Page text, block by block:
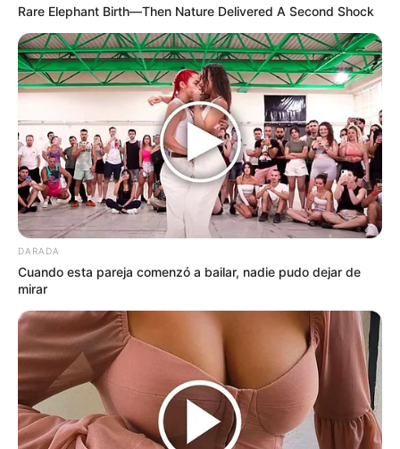
Rare Elephant Birth—Then Nature Delivered A Second Shock
DARADA
Cuando esta pareja comenzó a bailar, nadie pudo dejar de
mirar